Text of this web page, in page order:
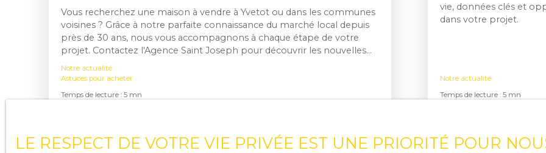
Vous recherchez une maison à vendre à Yvetot ou dans les communes
voisines ? Grâce à notre parfaite connaissance du marché local depuis
près de 30 ans, nous vous accompagnons à chaque étape de votre
projet. Contactez l'Agence Saint Joseph pour découvrir les nouvelles
opportunités disponibles et bénéficier de conseils adaptés à votre
recherche.
Notre actualité
Astuces pour acheter
Temps de lecture : 5 mn
vie, données clés et
dans votre projet.
Notre actualité
Temps de lecture : 5 mn
LE RESPECT DE VOTRE VIE PRIVÉE EST UNE PRIORITÉ POUR